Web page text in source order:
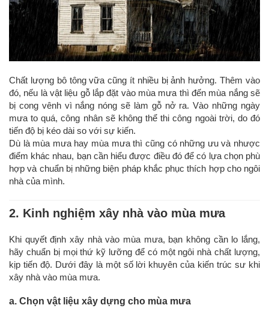
Chất lượng bô tông vữa cũng ít nhiều bị ảnh hưởng. Thêm vào
đó, nếu là vật liệu gỗ lắp đặt vào mùa mưa thì đến mùa nắng sẽ
bị cong vênh vì nắng nóng sẽ làm gỗ nở ra. Vào những ngày
mưa to quá, công nhân sẽ không thể thi công ngoài trời, do đó
tiến độ bị kéo dài so với sự kiến.
Dù là mùa mưa hay mùa mưa thì cũng có những ưu và nhược
điểm khác nhau, bạn cần hiểu được điều đó để có lựa chọn phù
hợp và chuẩn bị những biện pháp khắc phục thích hợp cho ngôi
nhà của mình.
2. Kinh nghiệm xây nhà vào mùa mưa
Khi quyết định xây nhà vào mùa mưa, bạn không cần lo lắng,
hãy chuẩn bị mọi thứ kỹ lưỡng để có một ngôi nhà chất lượng,
kịp tiến độ. Dưới đây là một số lời khuyên của kiến trúc sư khi
xây nhà vào mùa mưa.
a. Chọn vật liệu xây dựng cho mùa mưa